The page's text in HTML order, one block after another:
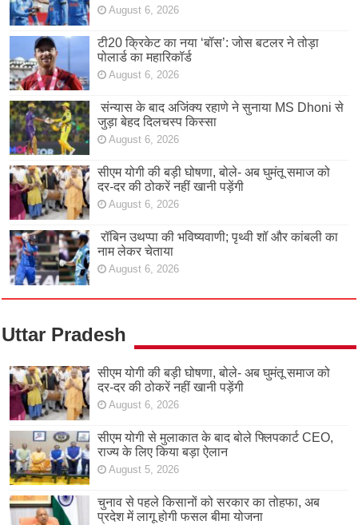
August 6, 2026
टी20 क्रिकेट का नया ‘बॉस’: जोस बटलर ने तोड़ा
पोलार्ड का महारिकॉर्ड
August 6, 2026
संन्यास के बाद अजिंक्‍य रहाणे ने सुनाया MS Dhoni से
जुड़ा बेहद दिलचस्प किस्सा
August 6, 2026
सीएम योगी की बड़ी घोषणा, बोले- अब घुमंतू समाज को
दर-दर की ठोकरें नहीं खानी पड़ेंगी
August 6, 2026
रॉबिन उथप्पा की भविष्यवाणी; पृथ्वी शॉ और कांबली का
नाम लेकर चेताया
August 6, 2026
Uttar Pradesh
सीएम योगी की बड़ी घोषणा, बोले- अब घुमंतू समाज को
दर-दर की ठोकरें नहीं खानी पड़ेंगी
August 6, 2026
सीएम योगी से मुलाकात के बाद बोले फ्लिपकार्ट CEO,
राज्य के लिए किया बड़ा ऐलान
August 5, 2026
चुनाव से पहले किसानों को सरकार का तोहफा, अब
प्रदेश में लागू होगी फसल बीमा योजना